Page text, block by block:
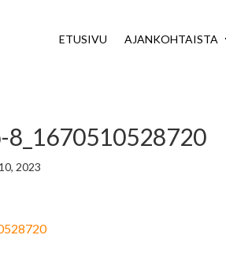
ETUSIVU AJANKOHTAISTA
8_1670510528720
2023